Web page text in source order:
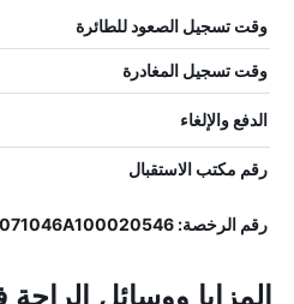
وقت تسجيل الصعود للطائرة
وقت تسجيل المغادرة
الدفع والإلغاء
رقم مكتب الاستقبال
رقم الرخصة: 071046A100020546, IT071046A100020546
المزايا ووسائل